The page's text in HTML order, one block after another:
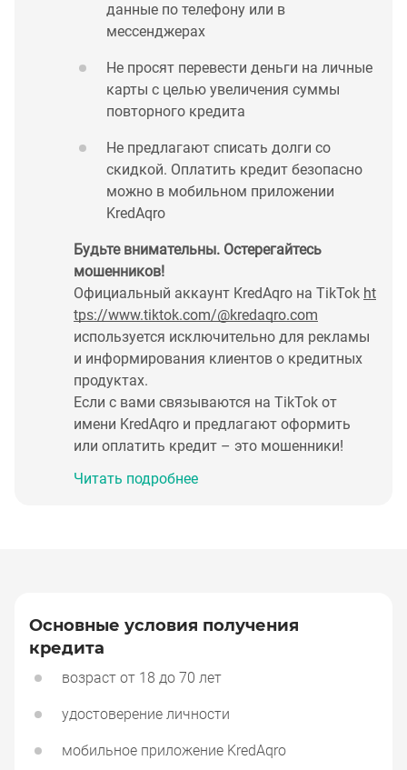
данные по телефону или в
мессенджерах
Не просят перевести деньги на личные
карты с целью увеличения суммы
повторного кредита
Не предлагают списать долги со
скидкой. Оплатить кредит безопасно
можно в мобильном приложении
KredAqro
Будьте внимательны. Остерегайтесь
мошенников!
Официальный аккаунт KredAqro на TikTok ht
tps://www.tiktok.com/@kredaqro.com
используется исключительно для рекламы
и информирования клиентов о кредитных
продуктах.
Если с вами связываются на TikTok от
имени KredAqro и предлагают оформить
или оплатить кредит – это мошенники!
Читать подробнее
Основные условия получения
кредита
Основные условия получения кредита
возраст от 18 до 70 лет
удостоверение личности
мобильное приложение KredAqro